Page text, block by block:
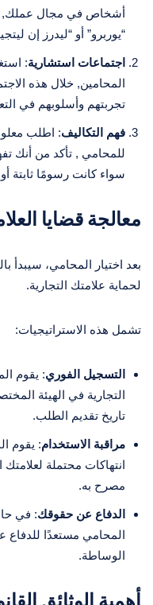
أشخاص في مجال عملك,
“يوربرو” أو “ليدرز إن
اجتماعات استشارية:
المحامين, خلال هذه
تجربتهم وأسلوبهم في
فهم التكاليف: اطلب
للمحامي , تأكد من أنك
سواء كانت رسومًا ثابتة
معالجة قضايا
بعد اختيار المحامي، سيبدأ
لحماية علامتك التجارية.
تشمل هذه الاستراتيجيات:
التسجيل الفوري: يقوم
التجارية في الهيئة
تاريخ تقديم الطلب.
مراقبة الاستخدام: يقوم
انتهاكات محتملة
مصرح به.
الدفاع عن حقوقك: في
المحامي مستعدًا للدفاع
الوساطة.